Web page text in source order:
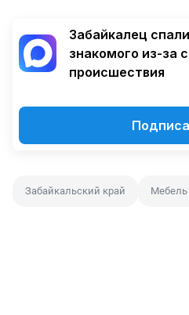
Забайкалец
знакомого из-за
происшествия
Забайкальский край Мебель